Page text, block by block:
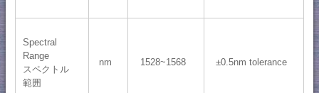
Spectral
Range
スペクトル
範囲
nm 1528~1568 ±0.5nm tolerance